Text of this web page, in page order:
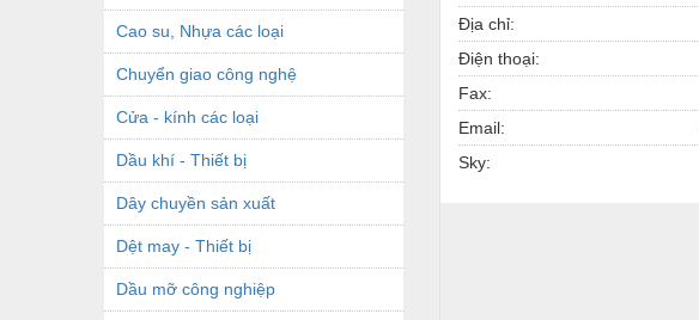
Cao su, Nhựa các loại
Chuyển giao công nghệ
Cửa - kính các loại
Dầu khí - Thiết bị
Dây chuyền sản xuất
Dệt may - Thiết bị
Dầu mỡ công nghiệp
Địa chỉ:
Điện thoại:
Fax:
Email:
Sky: